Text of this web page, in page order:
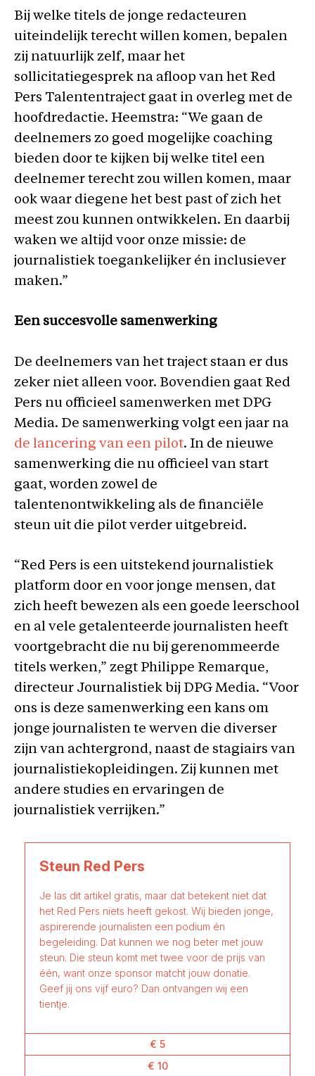
Bij welke titels de jonge redacteuren
uiteindelijk terecht willen komen, bepalen
zij natuurlijk zelf, maar het
sollicitatiegesprek na afloop van het Red
Pers Talententraject gaat in overleg met de
hoofdredactie. Heemstra: “We gaan de
deelnemers zo goed mogelijke coaching
bieden door te kijken bij welke titel een
deelnemer terecht zou willen komen, maar
ook waar diegene het best past of zich het
meest zou kunnen ontwikkelen. En daarbij
waken we altijd voor onze missie: de
journalistiek toegankelijker én inclusiever
maken.”
Een succesvolle samenwerking
De deelnemers van het traject staan er dus
zeker niet alleen voor. Bovendien gaat Red
Pers nu officieel samenwerken met DPG
Media. De samenwerking volgt een jaar na
de lancering van een pilot. In de nieuwe
samenwerking die nu officieel van start
gaat, worden zowel de
talentenontwikkeling als de financiële
steun uit die pilot verder uitgebreid.
“Red Pers is een uitstekend journalistiek
platform door en voor jonge mensen, dat
zich heeft bewezen als een goede leerschool
en al vele getalenteerde journalisten heeft
voortgebracht die nu bij gerenommeerde
titels werken,” zegt Philippe Remarque,
directeur Journalistiek bij DPG Media. “Voor
ons is deze samenwerking een kans om
jonge journalisten te werven die diverser
zijn van achtergrond, naast de stagiairs van
journalistiekopleidingen. Zij kunnen met
andere studies en ervaringen de
journalistiek verrijken.”
Steun Red Pers
Je las dit artikel gratis, maar dat betekent niet dat
het Red Pers niets heeft gekost. Wij bieden jonge,
aspirerende journalisten een podium én
begeleiding. Dat kunnen we nog beter met jouw
steun. Die steun komt met twee voor de prijs van
één, want onze sponsor matcht jouw donatie.
Geef jij ons vijf euro? Dan ontvangen wij een
tientje.
€ 5
€ 10